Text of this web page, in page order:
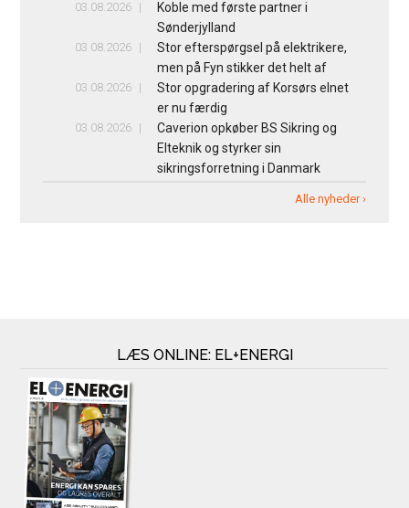
03.08.2026
Koble med første partner i
Sønderjylland
03.08.2026
Stor efterspørgsel på elektrikere,
men på Fyn stikker det helt af
03.08.2026
Stor opgradering af Korsørs elnet
er nu færdig
03.08.2026
Caverion opkøber BS Sikring og
Elteknik og styrker sin
sikringsforretning i Danmark
Alle nyheder ›
LÆS ONLINE: EL+ENERGI